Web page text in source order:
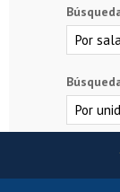
Más